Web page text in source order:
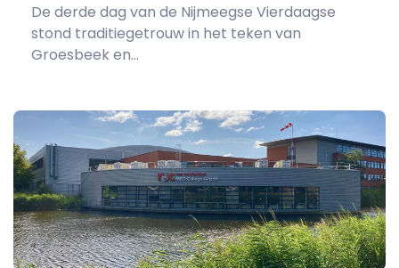
De derde dag van de Nijmeegse Vierdaagse
stond traditiegetrouw in het teken van
Groesbeek en...